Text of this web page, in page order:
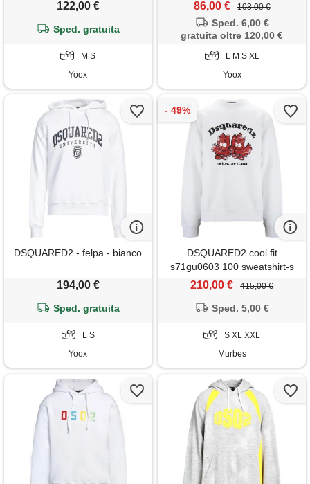
122,00 €
Sped. gratuita
M S
Yoox
86,00 € 103,00 €
Sped. 6,00 €
gratuita oltre 120,00 €
L M S XL
Yoox
DSQUARED2 - felpa - bianco
194,00 €
Sped. gratuita
L S
Yoox
DSQUARED2 cool fit
s71gu0603 100 sweatshirt-s
210,00 € 415,00 €
Sped. 5,00 €
S XL XXL
Murbes